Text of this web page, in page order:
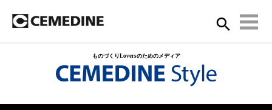
ものづくりLoversのためのメディア